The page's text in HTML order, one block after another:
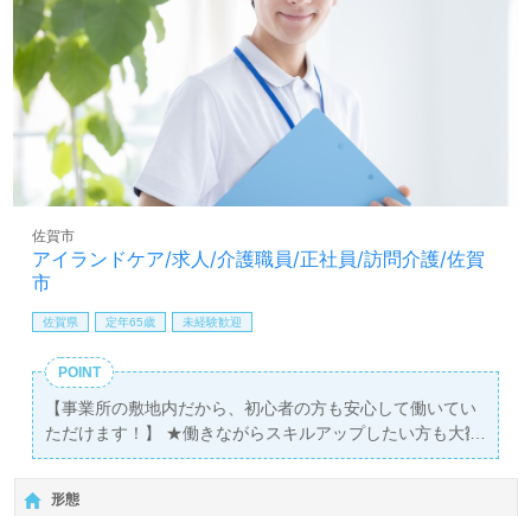
アイランドケア/求人/介護職員/正社員/訪問介護/佐賀
市
佐賀市
佐賀県 定年65歳 未経験歓迎
POINT
【事業所の敷地内だから、初心者の方も安心して働いてい
ただけます！】 ★働きながらスキルアップしたい方も大歓
迎！！ 『風通しの良い環境で一緒に働きませんか？』
形態